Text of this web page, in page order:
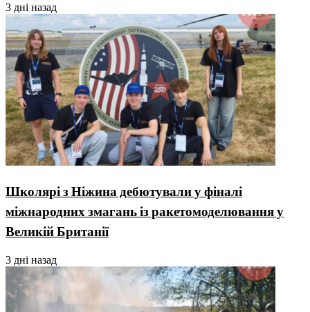
3 дні назад
Школярі з Ніжина дебютували у фіналі
міжнародних змагань із ракетомоделювання у
Великій Британії
3 дні назад